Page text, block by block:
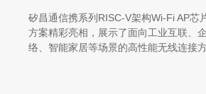
矽昌通信携系列RISC-V架构Wi-Fi AP芯
方案精彩亮相，展示了面向工业互联、
络、智能家居等场景的高性能无线连接方